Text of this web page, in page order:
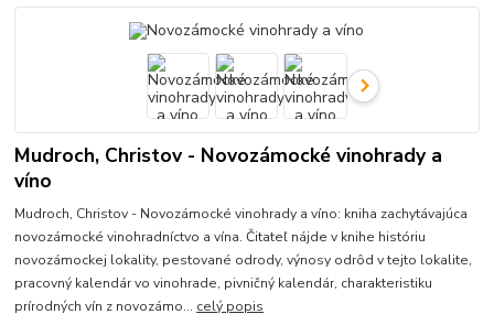
Mudroch, Christov - Novozámocké vinohrady a
víno
Mudroch, Christov - Novozámocké vinohrady a víno: kniha zachytávajúca
novozámocké vinohradníctvo a vína. Čitateľ nájde v knihe históriu
novozámockej lokality, pestované odrody, výnosy odrôd v tejto lokalite,
pracovný kalendár vo vinohrade, pivničný kalendár, charakteristiku
prírodných vín z novozámo... celý popis